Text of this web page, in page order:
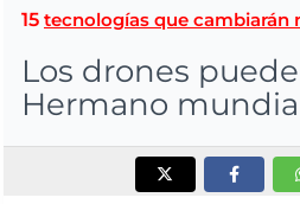
15 tecnologías que cambiarán
Los drones
Hermano